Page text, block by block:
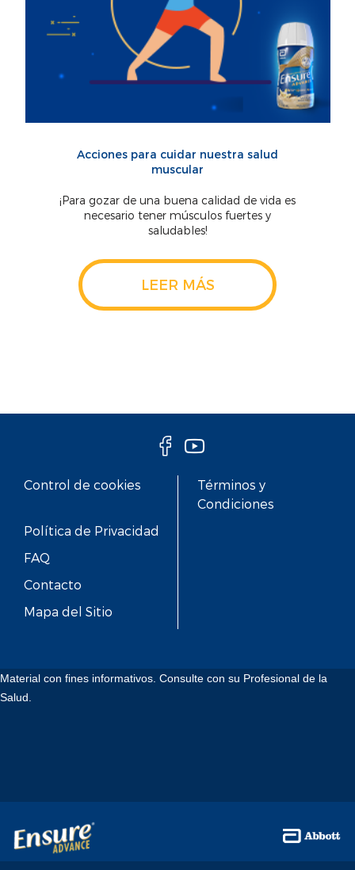
Acciones para cuidar nuestra salud
muscular
¡Para gozar de una buena calidad de vida es
necesario tener músculos fuertes y
saludables!
LEER MÁS
Control de cookies
Términos y
Condiciones
Política de Privacidad
FAQ
Contacto
Mapa del Sitio
Material con fines informativos. Consulte con su Profesional de la
Salud.